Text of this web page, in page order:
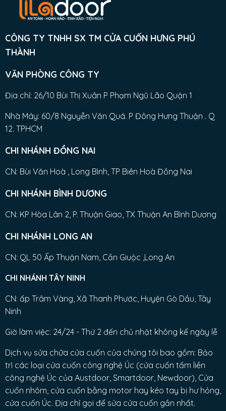
CÔNG TY TNHH SX TM CỬA CUỐN HƯNG PHÚ
THÀNH
VĂN PHÒNG CÔNG TY
Địa chỉ: 26/10 Bùi Thị Xuân P Phạm Ngũ Lão Quận 1
Nhà Máy: 60/8 Nguyễn Văn Quá. P Đông Hưng Thuận . Q
12. TPHCM
CHI NHÁNH ĐỒNG NAI
CN: Bùi Văn Hoà , Long Bình, TP Biên Hoà Đồng Nai
CHI NHÁNH BÌNH DƯƠNG
CN: KP Hòa Lân 2, P. Thuận Giao, TX Thuận An Bình Dương
CHI NHÁNH LONG AN
CN: QL 50 Ấp Thuận Nam, Cần Giuộc ,Long An
CHI NHÁNH TÂY NINH
CN: ấp Trâm Vàng, Xã Thanh Phước, Huyện Gò Dầu, Tây
Ninh
Giờ làm việc: 24/24 - Thứ 2 đến chủ nhật không kể ngày lễ
Dịch vụ sửa chữa cửa cuốn của chúng tôi bao gồm: Bảo
trì các loại cửa cuốn công nghệ Úc (cửa cuốn tấm liền
công nghệ Úc của Austdoor, Smartdoor, Newdoor), Cửa
cuốn nhôm, cửa cuốn bằng motor hay kéo tay bị hư hỏng,
cửa cuốn Úc. Địa chỉ gọi để sửa cửa cuốn gần nhất.